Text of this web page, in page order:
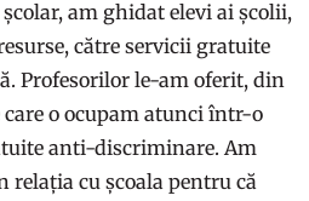
am ghidat elevi ai școlii,
către servicii gratuite
Profesorilor le-am oferit, din
care o ocupam atunci într-o
anti-discriminare. Am
relația cu școala pentru că